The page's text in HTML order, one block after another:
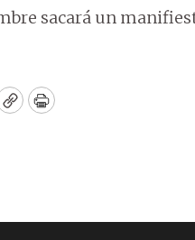
sacará un
CopyPrint